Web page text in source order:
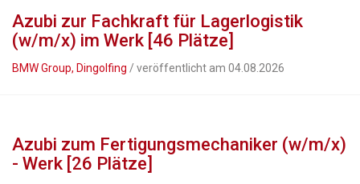
Azubi zur Fachkraft für Lagerlogistik
(w/m/x) im Werk [46 Plätze]
BMW Group, Dingolfing / veröffentlicht am 04.08.2026
Azubi zum Fertigungsmechaniker (w/m/x)
- Werk [26 Plätze]